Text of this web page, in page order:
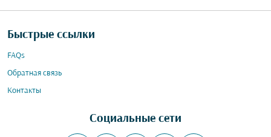
Быстрые ссылки
FAQs
Обратная связь
Контакты
Социальные сети